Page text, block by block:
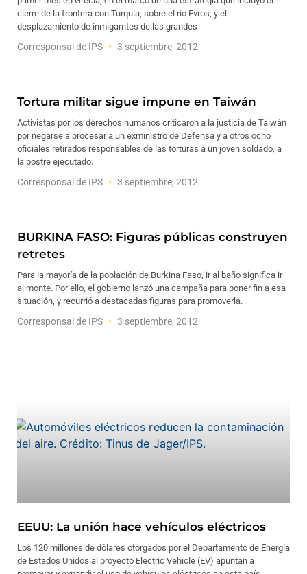
cierre de la frontera con Turquía, sobre el río Evros, y el
desplazamiento de inmigarntes de las grandes
Corresponsal de IPS 3 septiembre, 2012
Tortura militar sigue impune en Taiwán
Activistas por los derechos humanos criticaron a la justicia de Taiwán
por negarse a procesar a un exministro de Defensa y a otros ocho
oficiales retirados responsables de las torturas a un joven soldado, a
la postre ejecutado.
Corresponsal de IPS 3 septiembre, 2012
BURKINA FASO: Figuras públicas construyen
retretes
Para la mayoría de la población de Burkina Faso, ir al baño significa ir
al monte. Por ello, el gobierno lanzó una campaña para poner fin a esa
situación, y recurrió a destacadas figuras para promoverla.
Corresponsal de IPS 3 septiembre, 2012
EEUU: La unión hace vehículos eléctricos
Los 120 millones de dólares otorgados por el Departamento de Energía
de Estados Unidos al proyecto Electric Vehicle (EV) apuntan a